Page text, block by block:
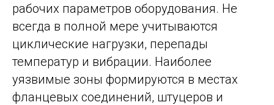
рабочих параметров оборудования. Не
всегда в полной мере учитываются
циклические нагрузки, перепады
температур и вибрации. Наиболее
уязвимые зоны формируются в местах
фланцевых соединений, штуцеров и